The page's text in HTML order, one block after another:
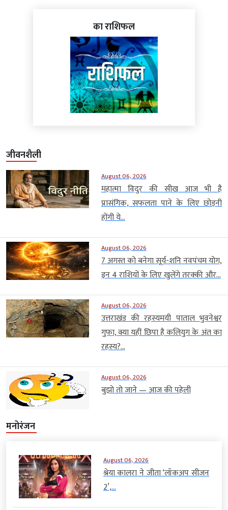
का राशिफल
जीवनशैली
August 06, 2026
महात्मा विदुर की सीख आज भी है
प्रासंगिक, सफलता पाने के लिए छोड़नी
होंगी ये...
August 06, 2026
7 अगस्त को बनेगा सूर्य-शनि नवपंचम योग,
इन 4 राशियों के लिए खुलेंगे तरक्की और...
August 06, 2026
उत्तराखंड की रहस्यमयी पाताल भुवनेश्वर
गुफा, क्या यहीं छिपा है कलियुग के अंत का
रहस्य?...
August 06, 2026
बुझो तो जाने — आज की पहेली
मनोरंजन
August 06, 2026
श्रेया कालरा ने जीता ‘लॉकअप सीजन
2’,...